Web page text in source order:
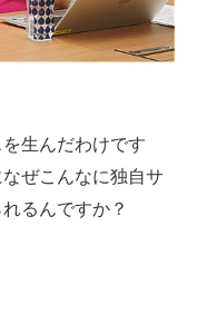
生んだわけです
ぜこんなに独自サ
るんですか？